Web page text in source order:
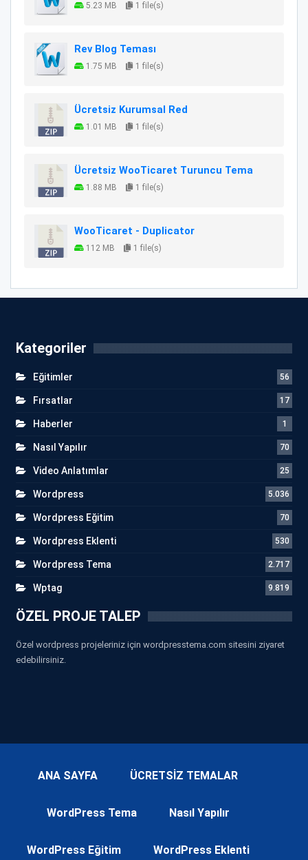
5.23 MB 1 file(s)
Rev Blog Teması
1.75 MB 1 file(s)
Ücretsiz Kurumsal Red
1.01 MB 1 file(s)
Ücretsiz WooTicaret Turuncu Tema
1.88 MB 1 file(s)
WooTicaret - Duplicator
112 MB 1 file(s)
Kategoriler
Eğitimler 56
Fırsatlar 17
Haberler 1
Nasıl Yapılır 70
Video Anlatımlar 25
Wordpress 5.036
Wordpress Eğitim 70
Wordpress Eklenti 530
Wordpress Tema 2.717
Wptag 9.819
ÖZEL PROJE TALEP
Özel wordpress projeleriniz için wordpresstema.com sitesini ziyaret
edebilirsiniz.
ANA SAYFA ÜCRETSİZ TEMALAR
WordPress Tema Nasıl Yapılır
WordPress Eğitim WordPress Eklenti